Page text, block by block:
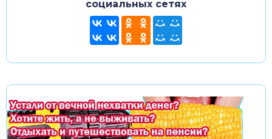
социальных сетях